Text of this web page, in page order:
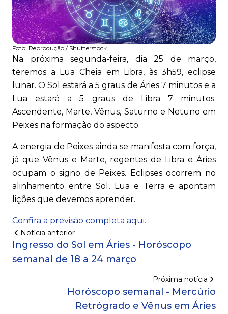
Foto: Reprodução / Shutterstock
Na próxima segunda-feira, dia 25 de março,
teremos a Lua Cheia em Libra, às 3h59, eclipse
lunar. O Sol estará a 5 graus de Áries 7 minutos e a
Lua estará a 5 graus de Libra 7 minutos.
Ascendente, Marte, Vênus, Saturno e Netuno em
Peixes na formação do aspecto.
A energia de Peixes ainda se manifesta com força,
já que Vênus e Marte, regentes de Libra e Áries
ocupam o signo de Peixes. Eclipses ocorrem no
alinhamento entre Sol, Lua e Terra e apontam
lições que devemos aprender.
Confira a previsão completa aqui.
Notícia anterior
Ingresso do Sol em Áries - Horóscopo
semanal de 18 a 24 março
Próxima notícia
Horóscopo semanal - Mercúrio
Retrógrado e Vênus em Áries